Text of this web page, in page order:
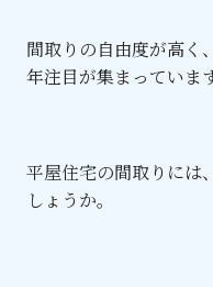
間取りの自由度が高く
年注目が集まっています
平屋住宅の間取りには
しょうか。